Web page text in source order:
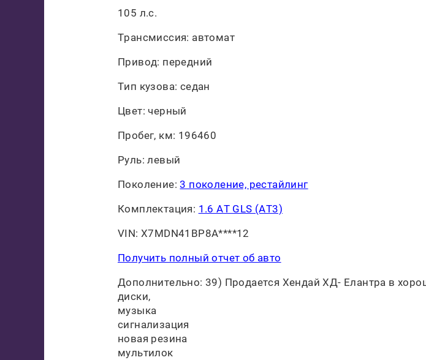
105 л.с.
Трансмиссия: автомат
Привод: передний
Тип кузова: седан
Цвет: черный
Пробег, км: 196460
Руль: левый
Поколение:3 поколение, рестайлинг
Комплектация: 1.6 AT GLS (AT3)
VIN: X7MDN41BP8A****12
Получить полный отчет об авто
Дополнительно: 39) Продается Хендай ХД- Елантра в
диски,
музыка
сигнализация
новая резина
мультилок